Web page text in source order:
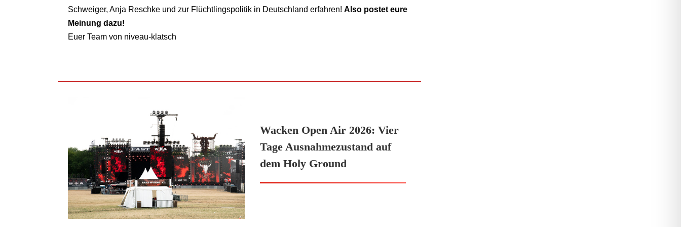
Schweiger, Anja Reschke und zur Flüchtlingspolitik in Deutschland erfahren!Also postet eure
Meinung dazu!
Euer Team von niveau-klatsch
Wacken Open Air 2026: Vier
Tage Ausnahmezustand auf
dem Holy Ground